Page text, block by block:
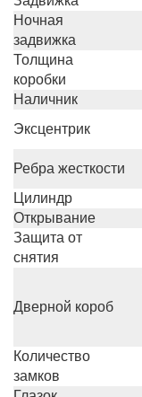
Ночная
задвижка
Толщина
коробки
Наличник
Эксцентрик
Ребра жесткости
Цилиндр
Открывание
Защита от
снятия
Дверной короб
Количество
замков